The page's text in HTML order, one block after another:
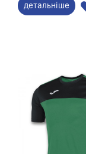
детальніше